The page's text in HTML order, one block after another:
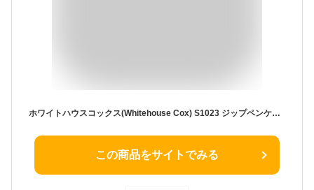
ホワイトハウスコックス(Whitehouse Cox) S1023 ジップペンケース ニュートン
この商品をサイトでみる